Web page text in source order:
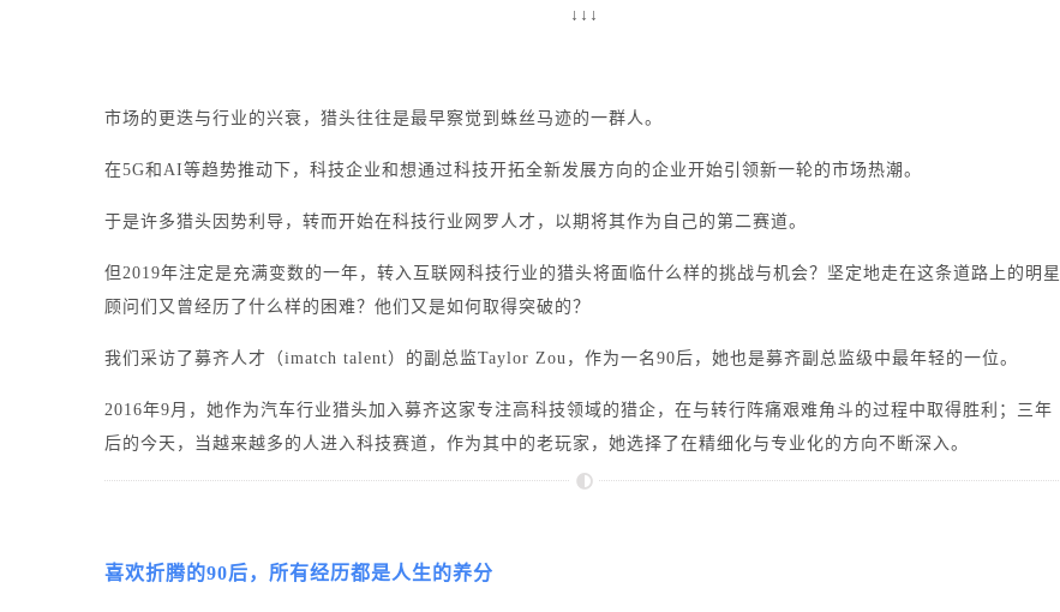
↓↓↓
市场的更迭与行业的兴衰，猎头往往是最早察觉到蛛丝马迹的一群人。
在5G和AI等趋势推动下，科技企业和想通过科技开拓全新发展方向的企业开始引领新一轮的市场热潮。
于是许多猎头因势利导，转而开始在科技行业网罗人才，以期将其作为自己的第二赛道。
但2019年注定是充满变数的一年，转入互联网科技行业的猎头将面临什么样的挑战与机会？坚定地走在这条道路上的明星
顾问们又曾经历了什么样的困难？他们又是如何取得突破的？
我们采访了募齐人才（imatch talent）的副总监Taylor Zou，作为一名90后，她也是募齐副总监级中最年轻的一位。
2016年9月，她作为汽车行业猎头加入募齐这家专注高科技领域的猎企，在与转行阵痛艰难角斗的过程中取得胜利；三年
后的今天，当越来越多的人进入科技赛道，作为其中的老玩家，她选择了在精细化与专业化的方向不断深入。
喜欢折腾的90后， 所有经历都是人生的养分